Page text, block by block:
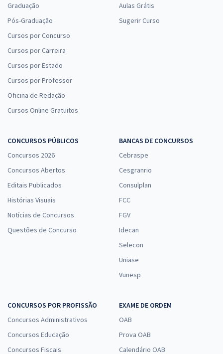
Graduação
Pós-Graduação
Cursos por Concurso
Cursos por Carreira
Cursos por Estado
Cursos por Professor
Oficina de Redação
Cursos Online Gratuitos
Aulas Grátis
Sugerir Curso
CONCURSOS PÚBLICOS
Concursos 2026
Concursos Abertos
Editais Publicados
Histórias Visuais
Notícias de Concursos
Questões de Concurso
BANCAS DE CONCURSOS
Cebraspe
Cesgranrio
Consulplan
FCC
FGV
Idecan
Selecon
Uniase
Vunesp
CONCURSOS POR PROFISSÃO
Concursos Administrativos
Concursos Educação
Concursos Fiscais
EXAME DE ORDEM
OAB
Prova OAB
Calendário OAB